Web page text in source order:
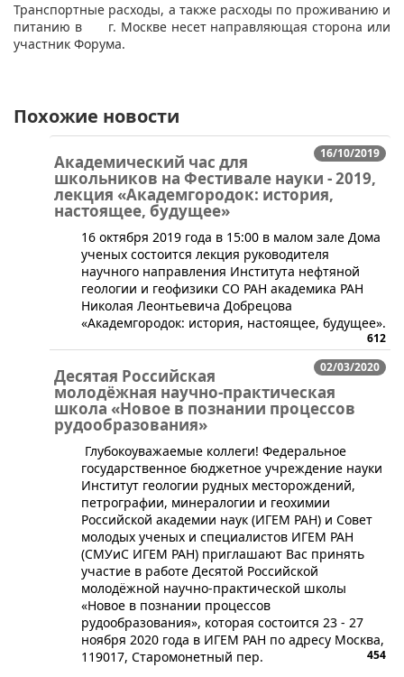
Транспортные расходы, а также расходы по проживанию и
питанию в г. Москве несет направляющая сторона или
участник Форума.
Похожие новости
16/10/2019
Академический час для
школьников на Фестивале науки - 2019,
лекция «Академгородок: история,
настоящее, будущее»
​​16 октября 2019 года в 15:00 в малом зале Дома
ученых состоится лекция руководителя
научного направления Института нефтяной
геологии и геофизики СО РАН академика РАН
Николая Леонтьевича Добрецова
«Академгородок: история, настоящее, будущее».
612
02/03/2020
Десятая Российская
молодёжная научно-практическая
школа «Новое в познании процессов
рудообразования»
​ ​Глубокоуважаемые коллеги! Федеральное
государственное бюджетное учреждение науки
Институт геологии рудных месторождений,
петрографии, минералогии и геохимии
Российской академии наук (ИГЕМ РАН) и Совет
молодых ученых и специалистов ИГЕМ РАН
(СМУиС ИГЕМ РАН) приглашают Вас принять
участие в работе Десятой Российской
молодёжной научно-практической школы
«Новое в познании процессов
рудообразования», которая состоится 23 - 27
ноября 2020 года в ИГЕМ РАН по адресу Москва,
119017, Старомонетный пер.
454